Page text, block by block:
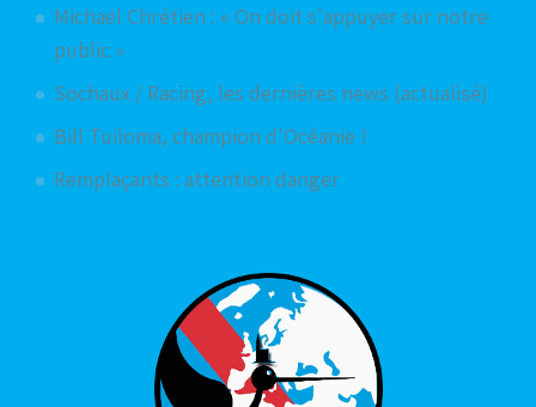
Michaël Chrétien : « On doit s'appuyer sur notre
public »
Sochaux / Racing, les dernières news (actualisé)
Bill Tuiloma, champion d'Océanie !
Remplaçants : attention danger